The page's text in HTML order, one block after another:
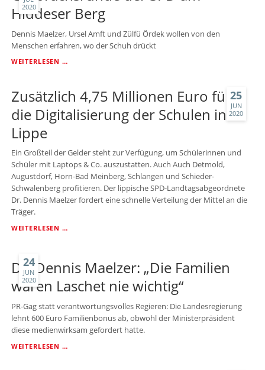
2020
Hiddeser Berg
Dennis Maelzer, Ursel Amft und Zülfü Ördek wollen von den
Menschen erfahren, wo der Schuh drückt
WEITERLESEN …GESPRÄCHSRUNDE
AM
HIDDESER
BERG
25
JUN
2020
Zusätzlich 4,75 Millionen Euro für
die Digitalisierung der Schulen in
Lippe
Ein Großteil der Gelder steht zur Verfügung, um Schülerinnen und
Schüler mit Laptops & Co. auszustatten. Auch Auch Detmold,
Augustdorf, Horn-Bad Meinberg, Schlangen und Schieder-
Schwalenberg profitieren. Der lippische SPD-Landtagsabgeordnete
Dr. Dennis Maelzer fordert eine schnelle Verteilung der Mittel an die
Träger.
WEITERLESEN …ZUSÄTZLICH
FÜR
DIGITALISIERUNG
DER
IN
LIPPE
24
JUN
2020
Dr. Dennis Maelzer: „Die Familien
waren Laschet nie wichtig“
PR-Gag statt verantwortungsvolles Regieren: Die Landesregierung
lehnt 600 Euro Familienbonus ab, obwohl der Ministerpräsident
diese medienwirksam gefordert hatte.
WEITERLESEN …